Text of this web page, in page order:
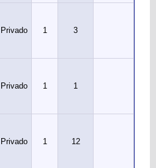
Privado 1 3
Privado 1 1
Privado 1 12